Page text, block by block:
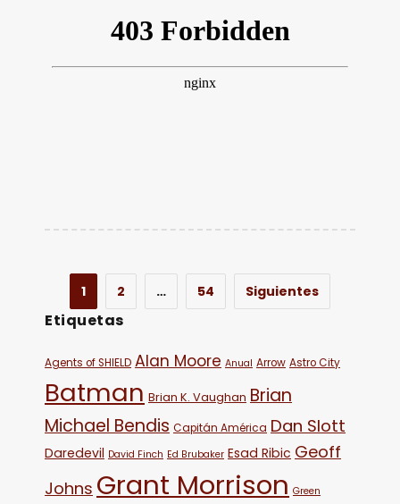
1 2 … 54 Siguientes
Etiquetas
Agents of SHIELD Alan Moore Anual Arrow Astro City
Batman Brian K. Vaughan Brian
Michael Bendis Capitán América Dan Slott
Daredevil David Finch Ed Brubaker Esad Ribic Geoff
Johns Grant Morrison Green